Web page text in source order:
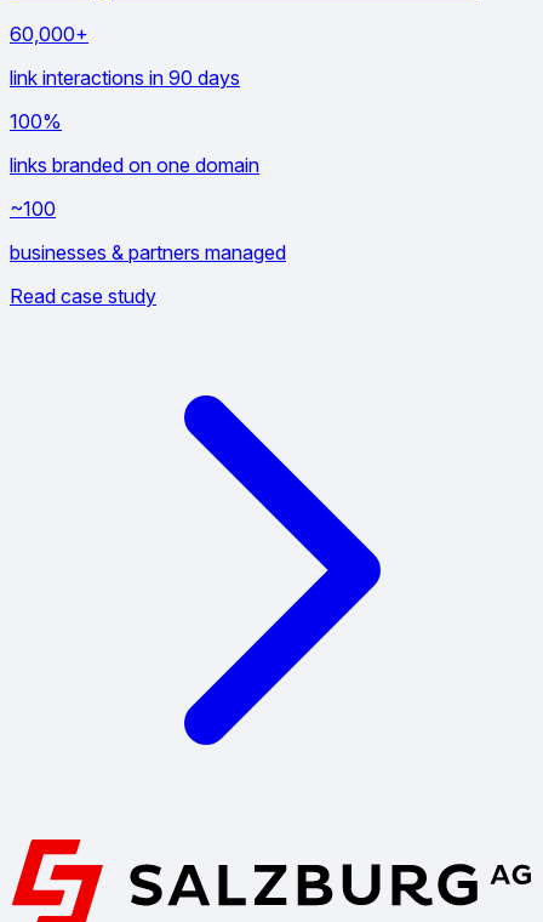
60,000+
link interactions in 90 days
100%
links branded on one domain
~100
businesses & partners managed
Read case study